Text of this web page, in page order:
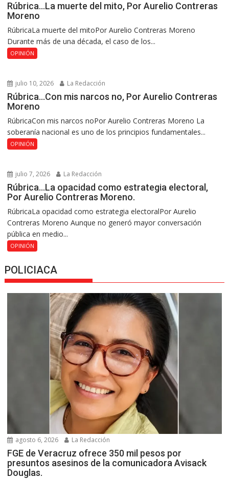
Rúbrica…La muerte del mito, Por Aurelio Contreras
Moreno
RúbricaLa muerte del mitoPor Aurelio Contreras Moreno
Durante más de una década, el caso de los...
OPINIÓN
julio 10, 2026 La Redacción
Rúbrica…Con mis narcos no, Por Aurelio Contreras
Moreno
RúbricaCon mis narcos noPor Aurelio Contreras Moreno La
soberanía nacional es uno de los principios fundamentales...
OPINIÓN
julio 7, 2026 La Redacción
Rúbrica…La opacidad como estrategia electoral,
Por Aurelio Contreras Moreno.
RúbricaLa opacidad como estrategia electoralPor Aurelio
Contreras Moreno Aunque no generó mayor conversación
pública en medio...
OPINIÓN
POLICIACA
agosto 6, 2026 La Redacción
FGE de Veracruz ofrece 350 mil pesos por
presuntos asesinos de la comunicadora Avisack
Douglas.